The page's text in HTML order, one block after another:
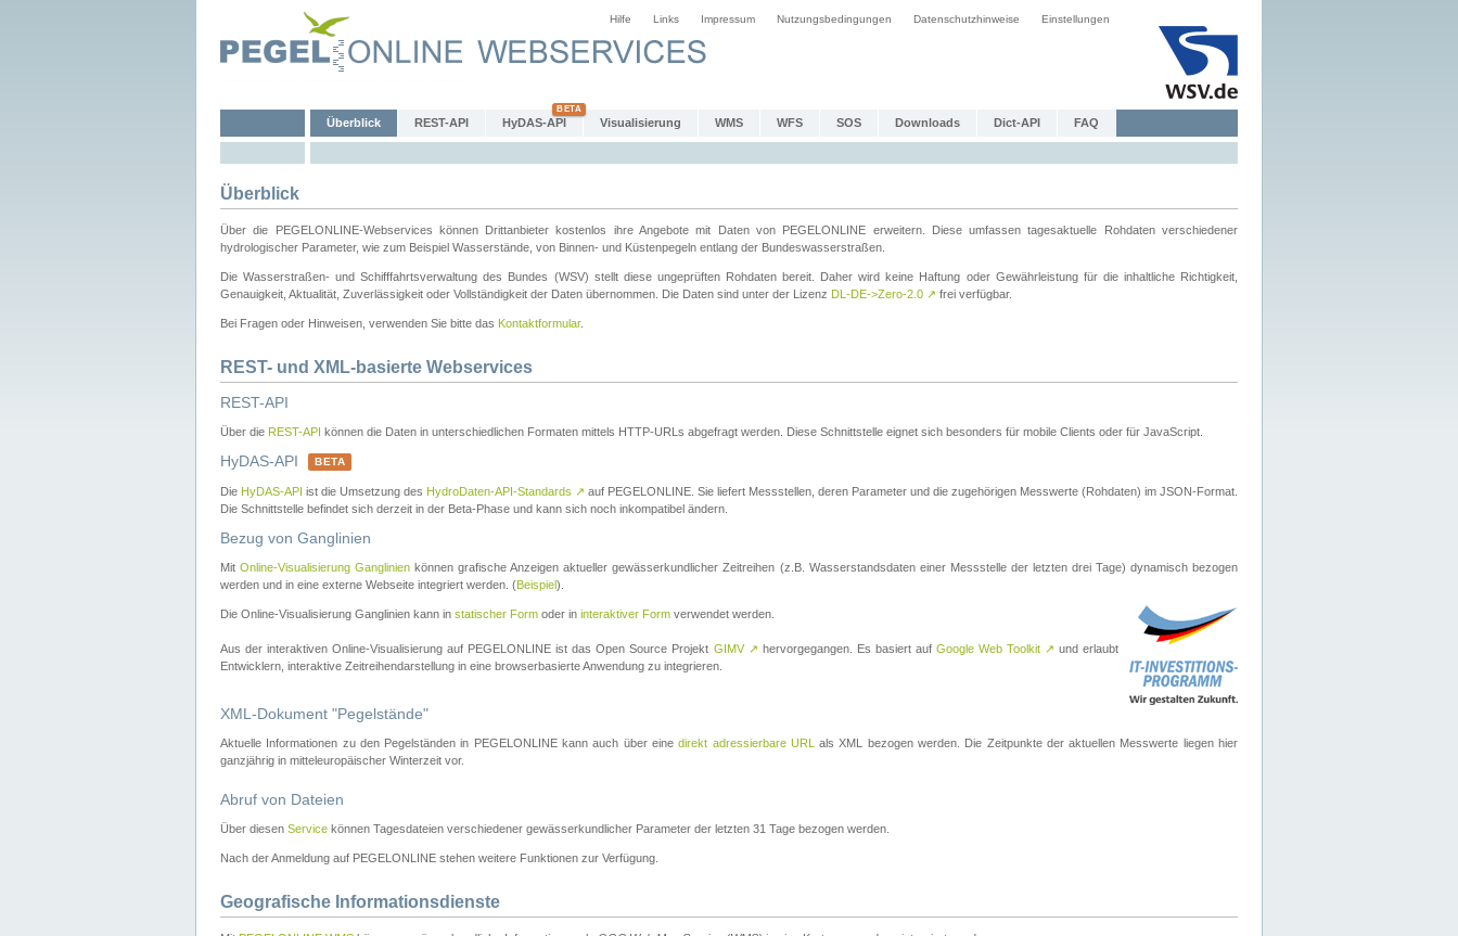
Hilfe Links Impressum Nutzungsbedingungen Datenschutzhinweise Einstellungen
Überblick REST-API HyDAS-API Visualisierung WMS WFS SOS Downloads Dict-API FAQ
Überblick
Über die PEGELONLINE-Webservices können Drittanbieter kostenlos ihre Angebote mit Daten von PEGELONLINE erweitern. Diese umfassen tagesaktuelle Rohdaten verschiedener
hydrologischer Parameter, wie zum Beispiel Wasserstände, von Binnen- und Küstenpegeln entlang der Bundeswasserstraßen.
Die Wasserstraßen- und Schifffahrtsverwaltung des Bundes (WSV) stellt diese ungeprüften Rohdaten bereit. Daher wird keine Haftung oder Gewährleistung für die inhaltliche Richtigkeit,
Genauigkeit, Aktualität, Zuverlässigkeit oder Vollständigkeit der Daten übernommen. Die Daten sind unter der Lizenz DL-DE->Zero-2.0 ↗ frei verfügbar.
Bei Fragen oder Hinweisen, verwenden Sie bitte das Kontaktformular.
REST- und XML-basierte Webservices
REST-API
Über die REST-API können die Daten in unterschiedlichen Formaten mittels HTTP-URLs abgefragt werden. Diese Schnittstelle eignet sich besonders für mobile Clients oder für JavaScript.
HyDAS-API BETA
Die HyDAS-API ist die Umsetzung des HydroDaten-API-Standards ↗ auf PEGELONLINE. Sie liefert Messstellen, deren Parameter und die zugehörigen Messwerte (Rohdaten) im JSON-Format.
Die Schnittstelle befindet sich derzeit in der Beta-Phase und kann sich noch inkompatibel ändern.
Bezug von Ganglinien
MitOnline-Visualisierung Ganglinien können grafische Anzeigen aktueller gewässerkundlicher Zeitreihen (z.B. Wasserstandsdaten einer Messstelle der letzten drei Tage) dynamisch bezogen
werden und in eine externe Webseite integriert werden. (Beispiel).
Die Online-Visualisierung Ganglinien kann in statischer Form oder in interaktiver Form verwendet werden.
Aus der interaktiven Online-Visualisierung auf PEGELONLINE ist das Open Source Projekt GIMV ↗ hervorgegangen. Es basiert auf Google Web Toolkit ↗ und erlaubt
Entwicklern, interaktive Zeitreihendarstellung in eine browserbasierte Anwendung zu integrieren.
XML-Dokument "Pegelstände"
Aktuelle Informationen zu den Pegelständen in PEGELONLINE kann auch über einedirekt adressierbare URL
als XML bezogen werden. Die Zeitpunkte der aktuellen Messwerte liegen hier
ganzjährig in mitteleuropäischer Winterzeit vor.
Abruf von Dateien
Über diesen Service können Tagesdateien verschiedener gewässerkundlicher Parameter der letzten 31 Tage bezogen werden.
Nach der Anmeldung auf PEGELONLINE stehen weitere Funktionen zur Verfügung.
Geografische Informationsdienste